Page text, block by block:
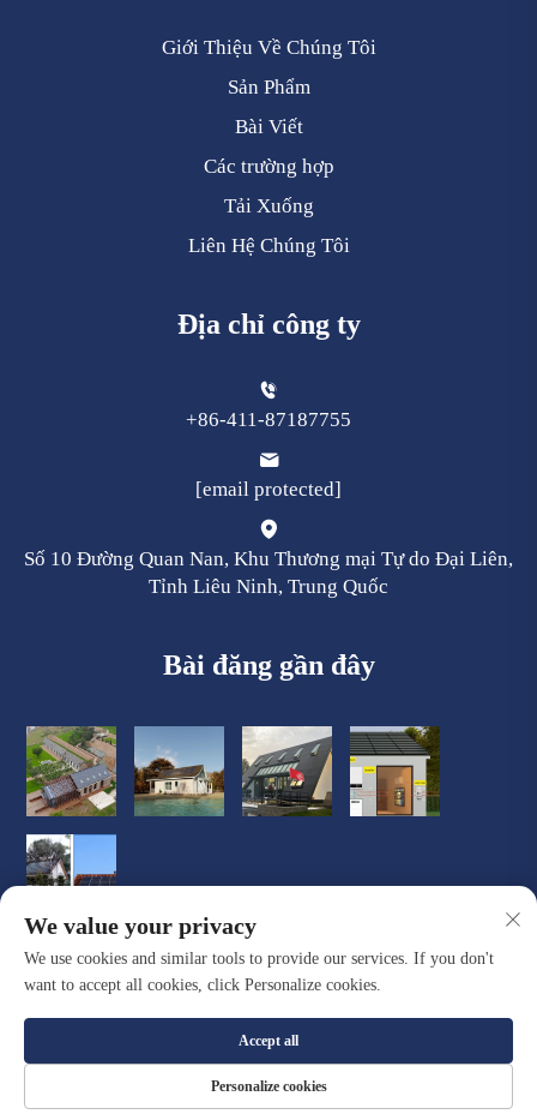
Giới Thiệu Về Chúng Tôi
Sản Phẩm
Bài Viết
Các trường hợp
Tải Xuống
Liên Hệ Chúng Tôi
Địa chỉ công ty
+86-411-87187755
[email protected]
Số 10 Đường Quan Nan, Khu Thương mại Tự do Đại Liên,
Tỉnh Liêu Ninh, Trung Quốc
Bài đăng gần đây
Bản quyền © Công ty TNHH Vật liệu Xây dựng Mới Đại Liên
Quacent. Bảo lưu mọi quyền. | Chính sách bảo mật
We value your privacy
We use cookies and similar tools to provide our services. If you don't
want to accept all cookies, click Personalize cookies.
Personalize cookies
Accept all